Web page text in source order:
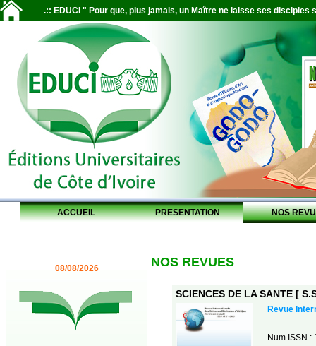
.:: EDUCI " Pour que, plus jamais, un Maître ne laisse ses disciples
ACCUEIL PRESENTATION NOS
08/08/2026 NOS REVUES
SCIENCES DE LA SANTE [
Revue
Num ISSN :